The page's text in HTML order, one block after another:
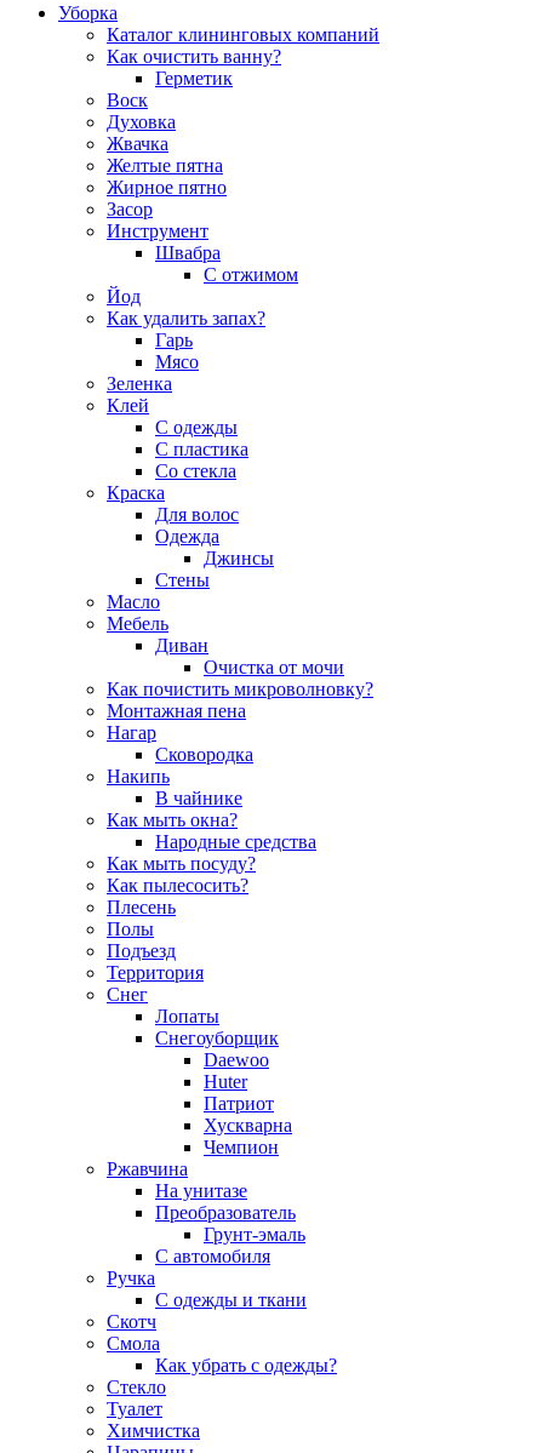
Уборка
Каталог клининговых компаний
Как очистить ванну?
Герметик
Воск
Духовка
Жвачка
Желтые пятна
Жирное пятно
Засор
Инструмент
Швабра
С отжимом
Йод
Как удалить запах?
Гарь
Мясо
Зеленка
Клей
С одежды
С пластика
Со стекла
Краска
Для волос
Одежда
Джинсы
Стены
Масло
Мебель
Диван
Очистка от мочи
Как почистить микроволновку?
Монтажная пена
Нагар
Сковородка
Накипь
В чайнике
Как мыть окна?
Народные средства
Как мыть посуду?
Как пылесосить?
Плесень
Полы
Подъезд
Территория
Снег
Лопаты
Снегоуборщик
Daewoo
Huter
Патриот
Хускварна
Чемпион
Ржавчина
На унитазе
Преобразователь
Грунт-эмаль
С автомобиля
Ручка
С одежды и ткани
Скотч
Смола
Как убрать с одежды?
Стекло
Туалет
Химчистка